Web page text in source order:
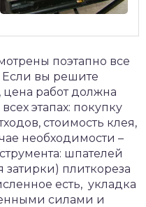
поэтапно все
Если вы решите
работ должна
этапах: покупку
стоимость клея,
необходимости –
шпателей
затирки) плиткореза
есть, укладка
силами и